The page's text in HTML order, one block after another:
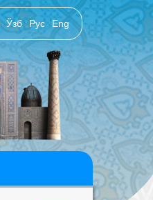
Ўзб Рус Eng